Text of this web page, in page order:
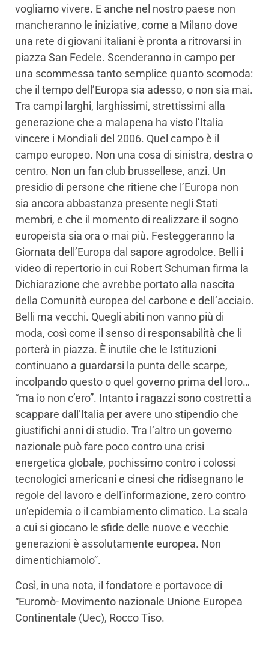
vogliamo vivere. E anche nel nostro paese non
mancheranno le iniziative, come a Milano dove
una rete di giovani italiani è pronta a ritrovarsi in
piazza San Fedele. Scenderanno in campo per
una scommessa tanto semplice quanto scomoda:
che il tempo dell’Europa sia adesso, o non sia mai.
Tra campi larghi, larghissimi, strettissimi alla
generazione che a malapena ha visto l’Italia
vincere i Mondiali del 2006. Quel campo è il
campo europeo. Non una cosa di sinistra, destra o
centro. Non un fan club brussellese, anzi. Un
presidio di persone che ritiene che l’Europa non
sia ancora abbastanza presente negli Stati
membri, e che il momento di realizzare il sogno
europeista sia ora o mai più. Festeggeranno la
Giornata dell’Europa dal sapore agrodolce. Belli i
video di repertorio in cui Robert Schuman firma la
Dichiarazione che avrebbe portato alla nascita
della Comunità europea del carbone e dell’acciaio.
Belli ma vecchi. Quegli abiti non vanno più di
moda, così come il senso di responsabilità che li
porterà in piazza. È inutile che le Istituzioni
continuano a guardarsi la punta delle scarpe,
incolpando questo o quel governo prima del loro…
“ma io non c’ero”. Intanto i ragazzi sono costretti a
scappare dall’Italia per avere uno stipendio che
giustifichi anni di studio. Tra l’altro un governo
nazionale può fare poco contro una crisi
energetica globale, pochissimo contro i colossi
tecnologici americani e cinesi che ridisegnano le
regole del lavoro e dell’informazione, zero contro
un’epidemia o il cambiamento climatico. La scala
a cui si giocano le sfide delle nuove e vecchie
generazioni è assolutamente europea. Non
dimentichiamolo”.
Così, in una nota, il fondatore e portavoce di
“Euromò- Movimento nazionale Unione Europea
Continentale (Uec), Rocco Tiso.